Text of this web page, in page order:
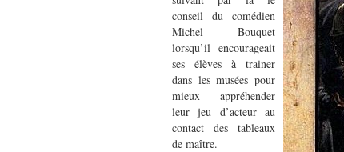
conseil du comédien
Michel Bouquet
lorsqu’il encourageait
ses élèves à trainer
dans les musées pour
mieux appréhender
leur jeu d’acteur au
contact des tableaux
de maître.